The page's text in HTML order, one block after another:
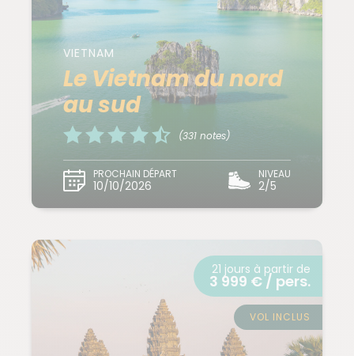
VIETNAM
Le Vietnam du nord
au sud
(331 notes)
PROCHAIN DÉPART
10/10/2026
NIVEAU
2/5
21 jours à partir de
3 999 € / pers.
VOL INCLUS